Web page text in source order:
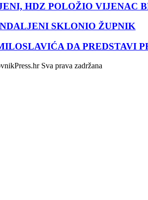
HDZ POLOŽIO VIJENAC
SKLONIO ŽUPNIK
DA PREDSTAVI
Sva prava zadržana